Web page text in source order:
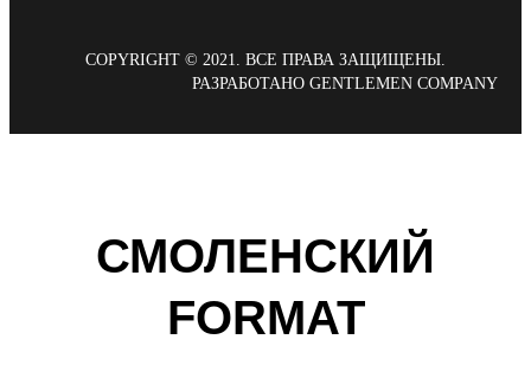
COPYRIGHT © 2021. ВСЕ ПРАВА ЗАЩИЩЕНЫ.
РАЗРАБОТАНО GENTLEMEN COMPANY
СМОЛЕНСКИЙ
FORMAT